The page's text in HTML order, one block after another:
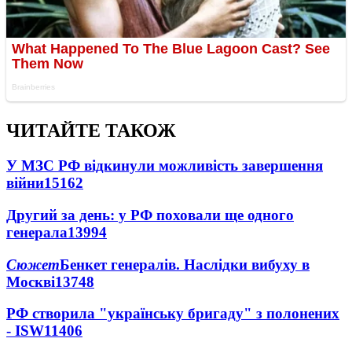
ЧИТАЙТЕ ТАКОЖ
У МЗС РФ відкинули можливість завершення
війни15162
Другий за день: у РФ поховали ще одного
генерала13994
СюжетБенкет генералів. Наслідки вибуху в
Москві13748
РФ створила "українську бригаду" з полонених
- ISW11406